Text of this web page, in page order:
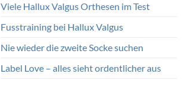
Viele Hallux Valgus Orthesen im Test
Fusstraining bei Hallux Valgus
Nie wieder die zweite Socke suchen
Label Love – alles sieht ordentlicher aus